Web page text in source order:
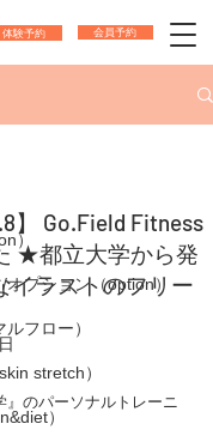
体験予約 会員予約
）
プション（option）
フロー）
stretch）
）
】 Go.Field Fitness
★都立大学から発
イラストのフリー
』のパーソナルトレーニ